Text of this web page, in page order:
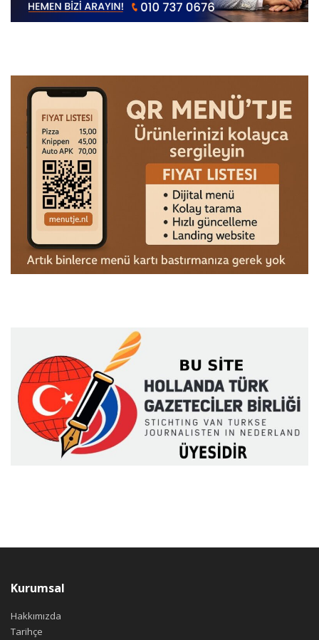
Kurumsal
Hakkımızda
Tarihçe